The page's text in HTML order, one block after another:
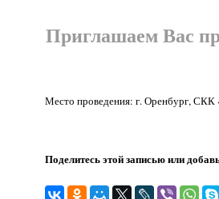
Приглашаем Вас
Место проведения: г. Оренбург,
Поделитесь этой записью или